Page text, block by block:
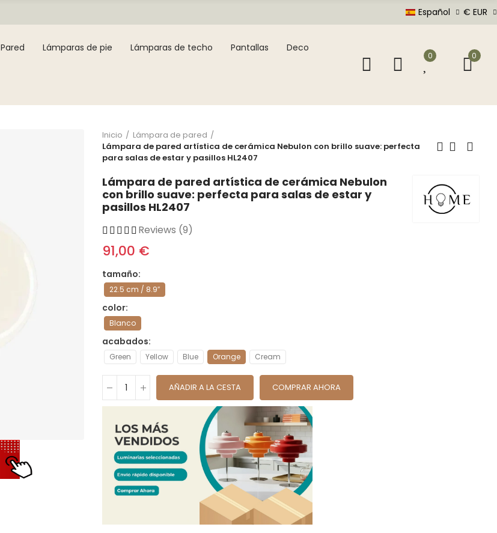
Español € EUR
Pared Lámparas de pie Lámparas de techo Pantallas Deco
0 0
Inicio
Lámpara de pared
Lámpara de pared artística de cerámica Nebulon con brillo suave: perfecta
para salas de estar y pasillos HL2407
Lámpara de pared artística de cerámica Nebulon
con brillo suave: perfecta para salas de estar y
pasillos HL2407
Reviews (9)
91,00 €
tamaño
22.5 cm / 8.9″
color
Blanco
acabados
Green Yellow Blue Orange Cream
AÑADIR A LA CESTA COMPRAR AHORA